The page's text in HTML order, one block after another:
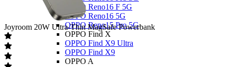
OPPO Reno16 F 5G
OPPO Reno16 5G
OPPO Reno15 Pro 5G
OPPO Find X
OPPO Find X9 Ultra
OPPO Find X9
OPPO A
Joyroom 20W Ultra-Thin MagSafe Powerbank